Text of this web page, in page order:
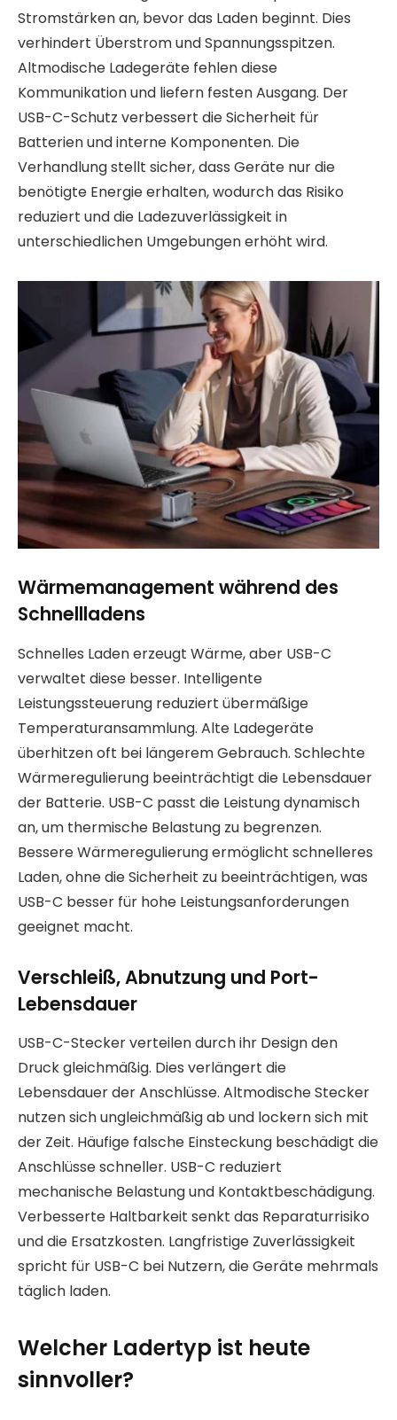
Stromstärken an, bevor das Laden beginnt. Dies
verhindert Überstrom und Spannungsspitzen.
Altmodische Ladegeräte fehlen diese
Kommunikation und liefern festen Ausgang. Der
USB-C-Schutz verbessert die Sicherheit für
Batterien und interne Komponenten. Die
Verhandlung stellt sicher, dass Geräte nur die
benötigte Energie erhalten, wodurch das Risiko
reduziert und die Ladezuverlässigkeit in
unterschiedlichen Umgebungen erhöht wird.
Wärmemanagement während des
Schnellladens
Schnelles Laden erzeugt Wärme, aber USB-C
verwaltet diese besser. Intelligente
Leistungssteuerung reduziert übermäßige
Temperaturansammlung. Alte Ladegeräte
überhitzen oft bei längerem Gebrauch. Schlechte
Wärmeregulierung beeinträchtigt die Lebensdauer
der Batterie. USB-C passt die Leistung dynamisch
an, um thermische Belastung zu begrenzen.
Bessere Wärmeregulierung ermöglicht schnelleres
Laden, ohne die Sicherheit zu beeinträchtigen, was
USB-C besser für hohe Leistungsanforderungen
geeignet macht.
Verschleiß, Abnutzung und Port-
Lebensdauer
USB-C-Stecker verteilen durch ihr Design den
Druck gleichmäßig. Dies verlängert die
Lebensdauer der Anschlüsse. Altmodische Stecker
nutzen sich ungleichmäßig ab und lockern sich mit
der Zeit. Häufige falsche Einsteckung beschädigt die
Anschlüsse schneller. USB-C reduziert
mechanische Belastung und Kontaktbeschädigung.
Verbesserte Haltbarkeit senkt das Reparaturrisiko
und die Ersatzkosten. Langfristige Zuverlässigkeit
spricht für USB-C bei Nutzern, die Geräte mehrmals
täglich laden.
Welcher Ladertyp ist heute
sinnvoller?